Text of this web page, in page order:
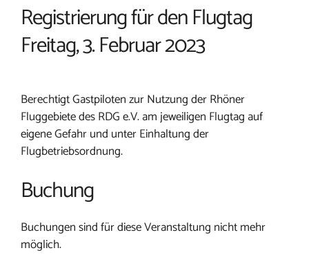
Registrierung für den Flugtag
Freitag, 3. Februar 2023
Berechtigt Gastpiloten zur Nutzung der Rhöner
Fluggebiete des RDG e.V. am jeweiligen Flugtag auf
eigene Gefahr und unter Einhaltung der
Flugbetriebsordnung.
Buchung
Buchungen sind für diese Veranstaltung nicht mehr
möglich.